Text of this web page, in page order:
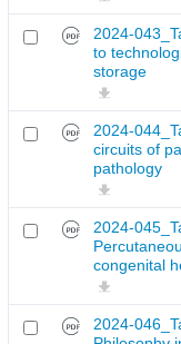
2024-
to
storage
2024-
circuits of
pathology
2024-
congenital
2024-